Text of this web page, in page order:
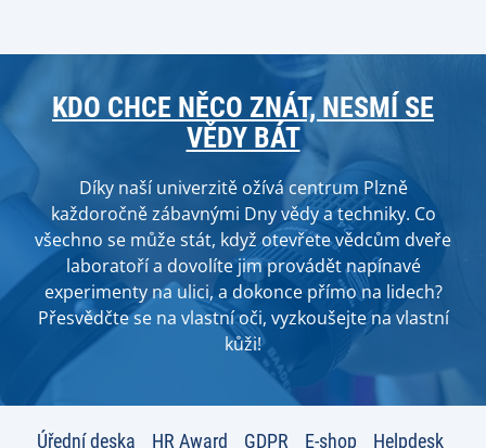
KDO CHCE NĚCO ZNÁT, NESMÍ SE
VĚDY BÁT
Díky naší univerzitě ožívá centrum Plzně
každoročně zábavnými Dny vědy a techniky. Co
všechno se může stát, když otevřete vědcům dveře
laboratoří a dovolíte jim provádět napínavé
experimenty na ulici, a dokonce přímo na lidech?
Přesvědčte se na vlastní oči, vyzkoušejte na vlastní
kůži!
Úřední deska HR Award GDPR E-shop Helpdesk